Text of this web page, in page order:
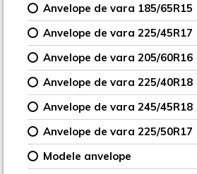
Anvelope de vara 185/65R15
Anvelope de vara 225/45R17
Anvelope de vara 205/60R16
Anvelope de vara 225/40R18
Anvelope de vara 245/45R18
Anvelope de vara 225/50R17
Modele anvelope